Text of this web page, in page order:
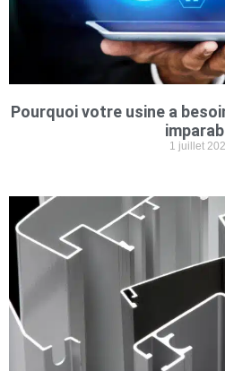
Pourquoi votre usine a
1 juillet